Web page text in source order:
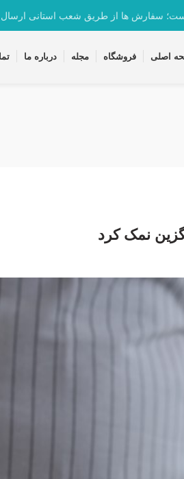
اصلی فروشگاه مجله درباره ما
نمک کرد
سفارش ها از طریق شعب استانی ارسال